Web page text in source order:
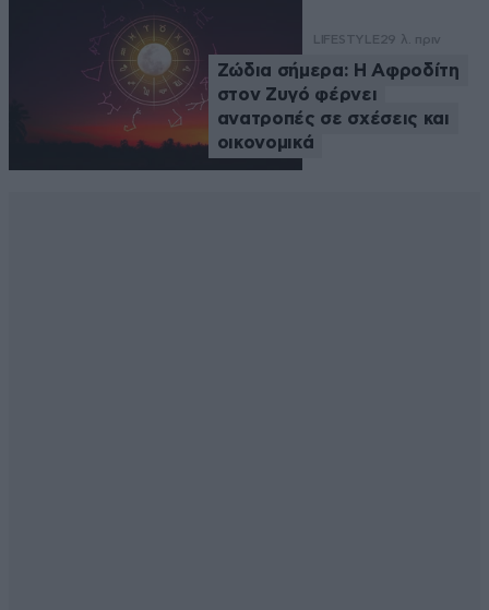
LIFESTYLE 29 λ. πριν
Ζώδια σήμερα: Η Αφροδίτη
στον Ζυγό φέρνει
ανατροπές σε σχέσεις και
οικονομικά